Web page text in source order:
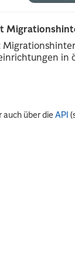
in
auch über dieAPI